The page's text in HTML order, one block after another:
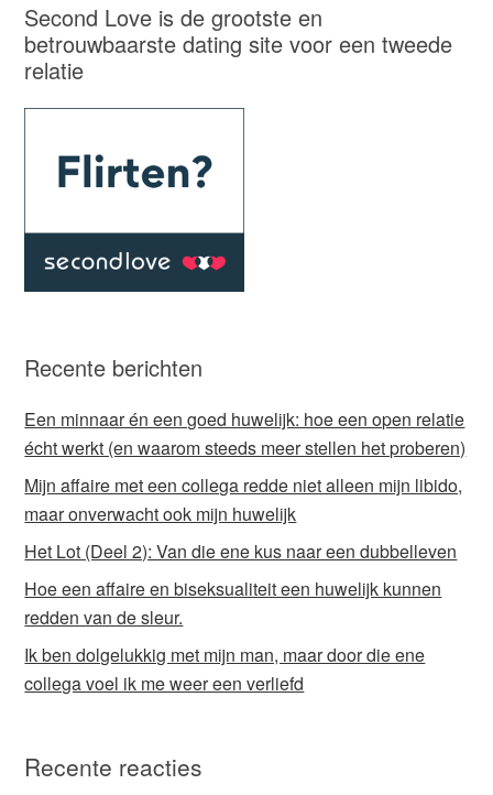
Second Love is de grootste en
betrouwbaarste dating site voor een tweede
relatie
Recente berichten
Een minnaar én een goed huwelijk: hoe een open relatie
écht werkt (en waarom steeds meer stellen het proberen)
Mijn affaire met een collega redde niet alleen mijn libido,
maar onverwacht ook mijn huwelijk
Het Lot (Deel 2): Van die ene kus naar een dubbelleven
Hoe een affaire en biseksualiteit een huwelijk kunnen
redden van de sleur.
Ik ben dolgelukkig met mijn man, maar door die ene
collega voel ik me weer een verliefd
Recente reacties